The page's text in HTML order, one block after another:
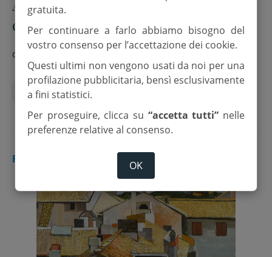
Art Bonus, da Ondaplast un
contributo per la Torre civica di
Longiano
di
Art Bonus Longiano
RUBICONE
gratuita.
Per continuare a farlo abbiamo bisogno del
vostro consenso per l’accettazione dei cookie.
Questi ultimi non vengono usati da noi per una
profilazione pubblicitaria, bensì esclusivamente
a fini statistici.
Per proseguire, clicca su “accetta tutti” nelle
preferenze relative al consenso.
OK